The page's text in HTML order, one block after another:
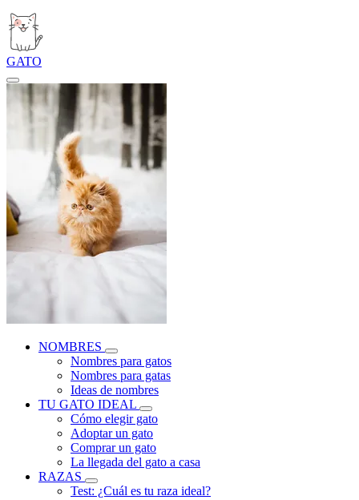
GATO
NOMBRES
Nombres para gatos
Nombres para gatas
Ideas de nombres
TU GATO IDEAL
Cómo elegir gato
Adoptar un gato
Comprar un gato
La llegada del gato a casa
RAZAS
Test: ¿Cuál es tu raza ideal?